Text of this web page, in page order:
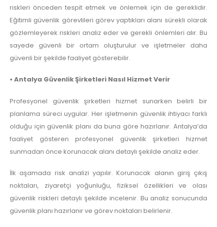
riskleri önceden tespit etmek ve önlemek için de gereklidir.
Eğitimli güvenlik görevlileri görev yaptıkları alanı sürekli olarak
gözlemleyerek riskleri analiz eder ve gerekli önlemleri alır. Bu
sayede güvenli bir ortam oluşturulur ve işletmeler daha
güvenli bir şekilde faaliyet gösterebilir.
• Antalya Güvenlik Şirketleri Nasıl Hizmet Verir
Profesyonel güvenlik şirketleri hizmet sunarken belirli bir
planlama süreci uygular. Her işletmenin güvenlik ihtiyacı farklı
olduğu için güvenlik planı da buna göre hazırlanır. Antalya’da
faaliyet gösteren profesyonel güvenlik şirketleri hizmet
sunmadan önce korunacak alanı detaylı şekilde analiz eder.
İlk aşamada risk analizi yapılır. Korunacak alanın giriş çıkış
noktaları, ziyaretçi yoğunluğu, fiziksel özellikleri ve olası
güvenlik riskleri detaylı şekilde incelenir. Bu analiz sonucunda
güvenlik planı hazırlanır ve görev noktaları belirlenir.